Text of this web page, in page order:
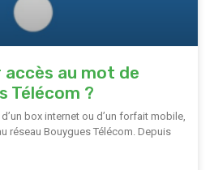
au mot de
Télécom ?
box internet ou d’un forfait mobile,
réseau Bouygues Télécom. Depuis